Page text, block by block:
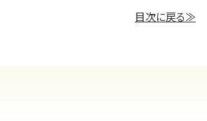
目次に戻る≫